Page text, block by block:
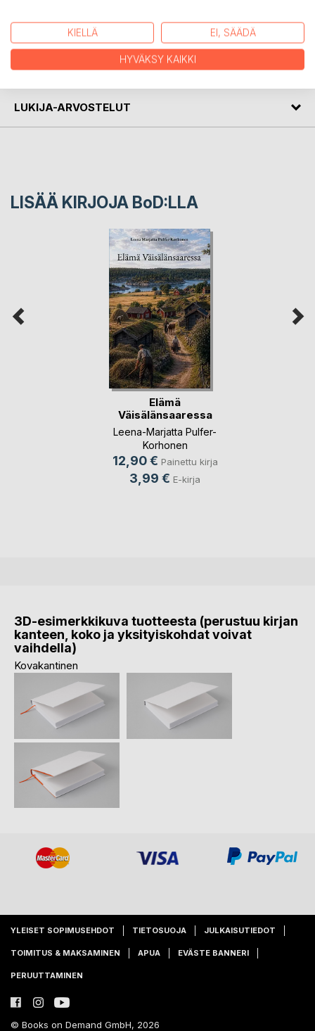
KIRJAILIJA
LEHDISTÖARVOSTELUT
LUKIJA-ARVOSTELUT
LISÄÄ KIRJOJA BoD:LLA
Elämä
Väisälänsaaressa
Leena-Marjatta Pulfer-
Korhonen
12,90 € Painettu kirja
3,99 € E-kirja
3D-esimerkkikuva tuotteesta (perustuu kirjan
kanteen, koko ja yksityiskohdat voivat
vaihdella)
Kovakantinen
YLEISET SOPIMUSEHDOT TIETOSUOJA JULKAISUTIEDOT
TOIMITUS & MAKSAMINEN APUA EVÄSTE BANNERI
PERUUTTAMINEN
© Books on Demand GmbH, 2026
KIELLÄ EI, SÄÄDÄ
HYVÄKSY KAIKKI